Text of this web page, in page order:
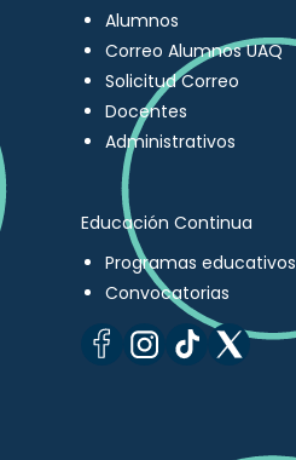
Alumnos
Correo Alumnos UAQ
Solicitud Correo
Docentes
Administrativos
Educación Continua
Programas educativos
Convocatorias